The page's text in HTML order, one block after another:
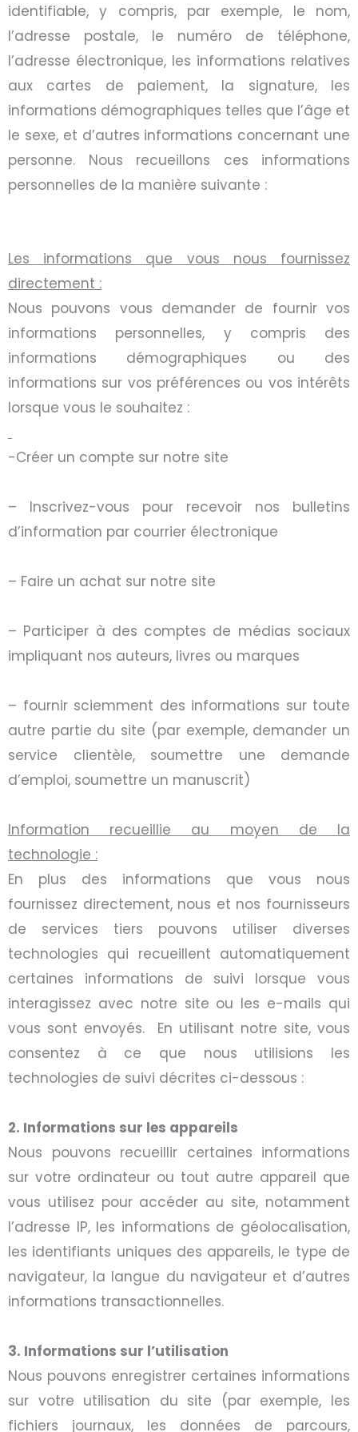
identifiable, y compris, par exemple, le nom,
l’adresse postale, le numéro de téléphone,
l’adresse électronique, les informations relatives
aux cartes de paiement, la signature, les
informations démographiques telles que l’âge et
le sexe, et d’autres informations concernant une
personne. Nous recueillons ces informations
personnelles de la manière suivante :
Les informations que vous nous fournissez
directement :
Nous pouvons vous demander de fournir vos
informations personnelles, y compris des
informations démographiques ou des
informations sur vos préférences ou vos intérêts
lorsque vous le souhaitez :
-Créer un compte sur notre site
– Inscrivez-vous pour recevoir nos bulletins
d’information par courrier électronique
– Faire un achat sur notre site
– Participer à des comptes de médias sociaux
impliquant nos auteurs, livres ou marques
– fournir sciemment des informations sur toute
autre partie du site (par exemple, demander un
service clientèle, soumettre une demande
d’emploi, soumettre un manuscrit)
Information recueillie au moyen de la
technologie :
En plus des informations que vous nous
fournissez directement, nous et nos fournisseurs
de services tiers pouvons utiliser diverses
technologies qui recueillent automatiquement
certaines informations de suivi lorsque vous
interagissez avec notre site ou les e-mails qui
vous sont envoyés. En utilisant notre site, vous
consentez à ce que nous utilisions les
technologies de suivi décrites ci-dessous :
2. Informations sur les appareils
Nous pouvons recueillir certaines informations
sur votre ordinateur ou tout autre appareil que
vous utilisez pour accéder au site, notamment
l’adresse IP, les informations de géolocalisation,
les identifiants uniques des appareils, le type de
navigateur, la langue du navigateur et d’autres
informations transactionnelles.
3. Informations sur l’utilisation
Nous pouvons enregistrer certaines informations
sur votre utilisation du site (par exemple, les
fichiers journaux, les données de parcours,